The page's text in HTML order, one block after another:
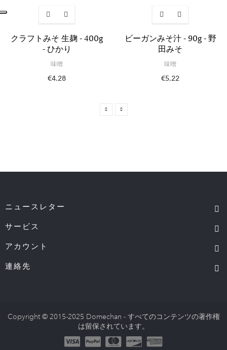
クラフトみそ 生麹 - 400g
- ひかり
味噌
€4.28
ビーガンみそ汁 - 90g - 野
田みそ
味噌
€5.22
ニュースレター
サービス
アカウント
連絡先
Copyright © 2015-2025 Domechan - すべてのコンテンツの著作権
は留保されています。